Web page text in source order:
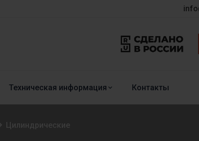
Техническая информация Контакты
Цилиндрические